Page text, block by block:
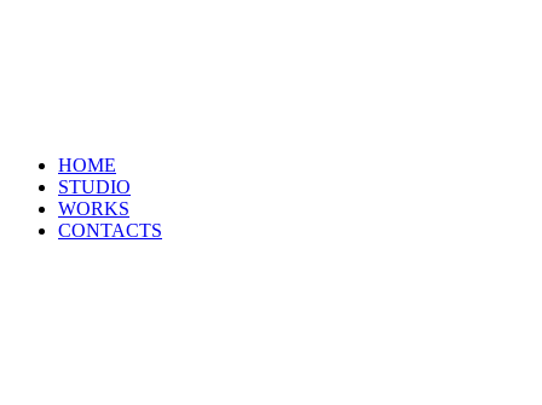
HOME
STUDIO
WORKS
CONTACTS